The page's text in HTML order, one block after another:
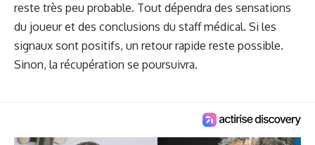
reste très peu probable. Tout dépendra des sensations
du joueur et des conclusions du staff médical. Si les
signaux sont positifs, un retour rapide reste possible.
Sinon, la récupération se poursuivra.